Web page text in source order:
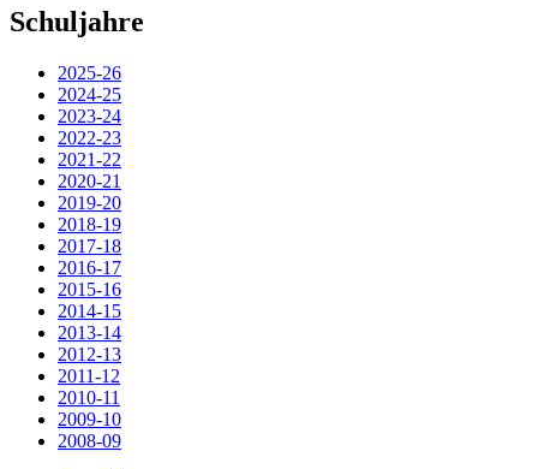
Schuljahre
2025-26
2024-25
2023-24
2022-23
2021-22
2020-21
2019-20
2018-19
2017-18
2016-17
2015-16
2014-15
2013-14
2012-13
2011-12
2010-11
2009-10
2008-09